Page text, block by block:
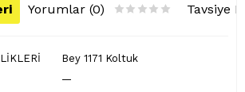
Yorumlar (0) Tavsiye
Bey 1171 Koltuk
—